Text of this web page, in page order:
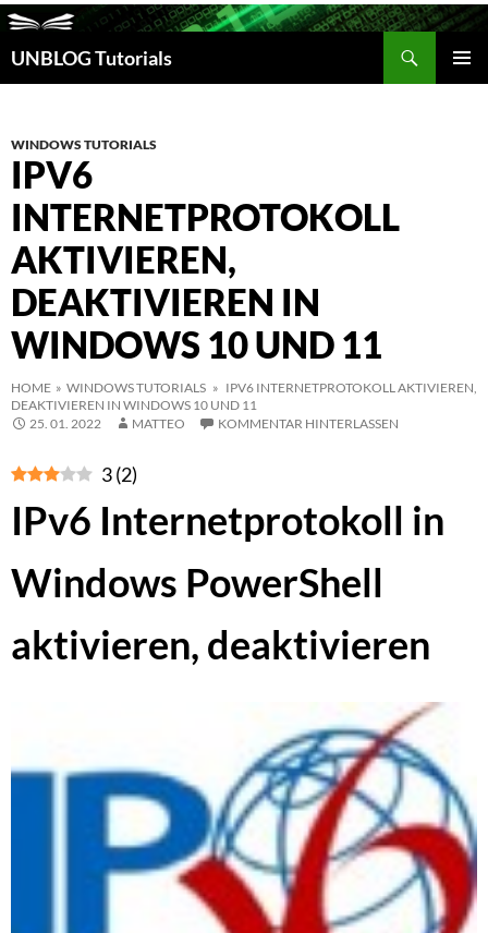
UNBLOG Tutorials
Suchen
WINDOWS TUTORIALS
IPV6
INTERNETPROTOKOLL
AKTIVIEREN,
DEAKTIVIEREN IN
WINDOWS 10 UND 11
HOME » WINDOWS TUTORIALS » IPV6 INTERNETPROTOKOLL AKTIVIEREN,
DEAKTIVIEREN IN WINDOWS 10 UND 11
25. 01. 2022
MATTEO KOMMENTAR HINTERLASSEN
3(2)
IPv6 Internetprotokoll in
Windows PowerShell
aktivieren, deaktivieren